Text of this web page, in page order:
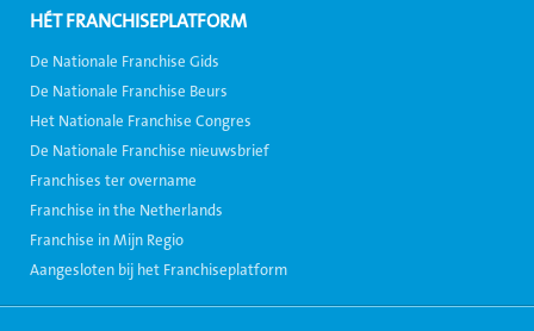
HÉT FRANCHISEPLATFORM
De Nationale Franchise Gids
De Nationale Franchise Beurs
Het Nationale Franchise Congres
De Nationale Franchise nieuwsbrief
Franchises ter overname
Franchise in the Netherlands
Franchise in Mijn Regio
Aangesloten bij het Franchiseplatform